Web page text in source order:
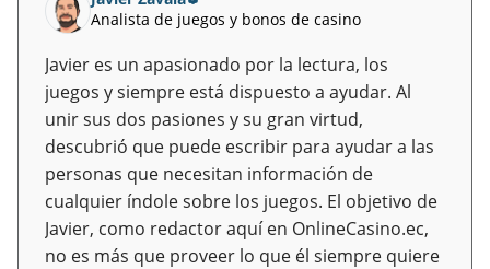
Analista de juegos y bonos de casino
Javier es un apasionado por la lectura, los
juegos y siempre está dispuesto a ayudar. Al
unir sus dos pasiones y su gran virtud,
descubrió que puede escribir para ayudar a las
personas que necesitan información de
cualquier índole sobre los juegos. El objetivo de
Javier, como redactor aquí en OnlineCasino.ec,
no es más que proveer lo que él siempre quiere